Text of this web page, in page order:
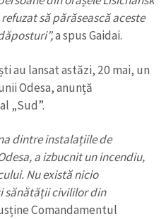
să părăsească aceste
a spus Gaidai.
au lansat astăzi, 20 mai, un
Odesa, anunță
„Sud”.
dintre instalațiile de
a izbucnit un incendiu,
Nu există nicio
sănătății civililor din
Comandamentul